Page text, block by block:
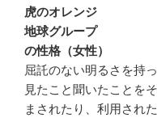
虎のオレンジ
地球グループ
の性格（女性）
屈託のない明るさを持
見たこと聞いたことを
まされたり、利用され